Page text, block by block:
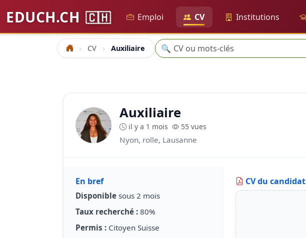
EDUCH.CH 🇨🇭 Emploi CV Institutions
Accueil CV Auxiliaire Recherche
🔍
Auxiliaire
il y a 1 mois 55 vues
Nyon, rolle, Lausanne
En bref
Disponible sous 2 mois
Taux recherché : 80%
Permis : Citoyen Suisse
CV du candidat